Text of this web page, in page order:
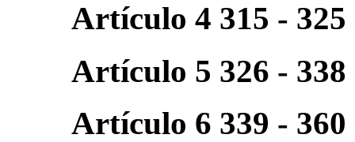
Artículo 4 315 - 325
Artículo 5 326 - 338
Artículo 6 339 - 360